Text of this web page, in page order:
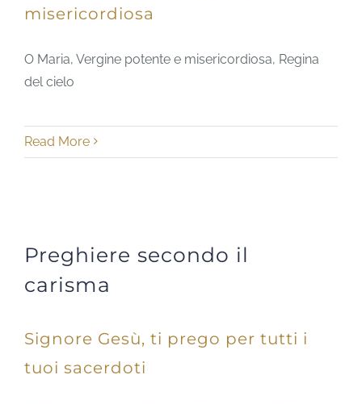
misericordiosa
O Maria, Vergine potente e misericordiosa, Regina
del cielo
Read More
Preghiere secondo il
carisma
Signore Gesù, ti prego per tutti i
tuoi sacerdoti